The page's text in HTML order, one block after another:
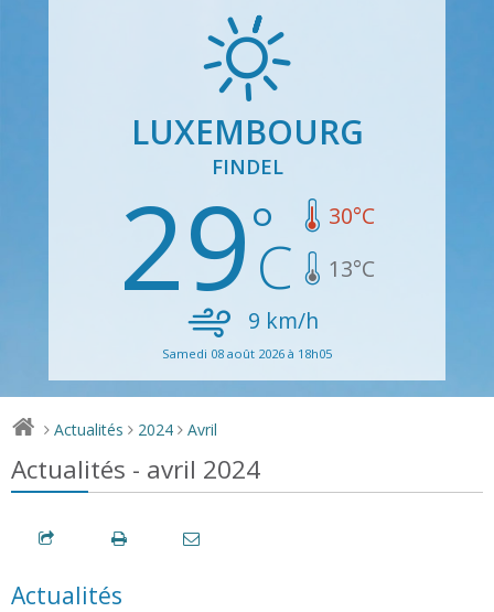
LUXEMBOURG
FINDEL
29 30°C
13°C
9 km/h
Samedi 08 août 2026 à 18h05
> Actualités > 2024 > Avril
Actualités - avril 2024
Actualités